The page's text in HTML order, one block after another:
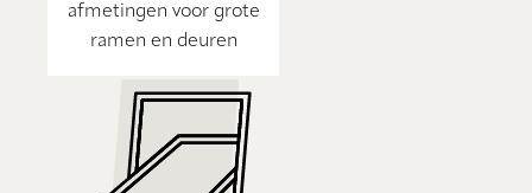
afmetingen voor grote
ramen en deuren